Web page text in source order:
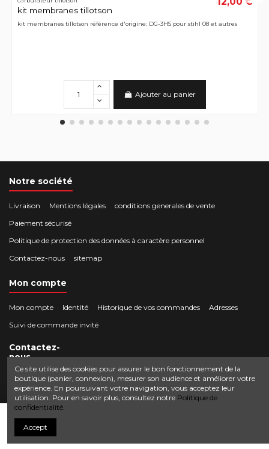
kit membranes tillotson
kit membranes tillotson référence d'origine: DG-3HS pour stihl 08 et autres
Ajouter au panier
Notre société
Livraison Mentions légales
conditions generales de vente
Paiement sécurisé
Politique de protection des données à caractère personnel
Contactez-nous
sitemap
Mon compte
Mon compte Identité Historique de vos commandes
Adresses
Suivi de commande invité
Contactez-
nous
Crocbois-motoculture.com
50 route de Villefort 48800 Pied-de-Borne
0624436257
contact@crocbois-motoculture.com
© Copyright 2025 Crocbois-motoculture.com. All Rights Reserved.
Ce site utilise des cookies pour assurer le bon fonctionnement de la
boutique (panier, connexion), mesurer son audience et améliorer votre
expérience. En poursuivant votre navigation, vous acceptez leur
utilisation. Pour en savoir plus, consultez notre Politique de
confidentialité.
Accept